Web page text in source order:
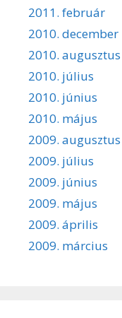
2011. február
2010. december
2010. augusztus
2010. július
2010. június
2010. május
2009. augusztus
2009. július
2009. június
2009. május
2009. április
2009. március